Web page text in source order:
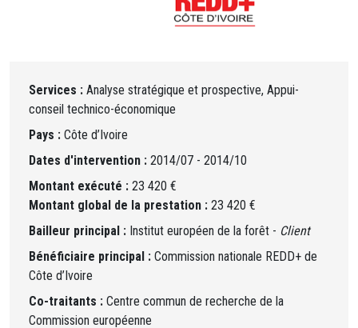
Services : Analyse stratégique et prospective, Appui-
conseil technico-économique
Pays : Côte d’Ivoire
Dates d'intervention : 2014/07 - 2014/10
Montant exécuté : 23 420 €
Montant global de la prestation : 23 420 €
Bailleur principal : Institut européen de la forêt - Client
Bénéficiaire principal : Commission nationale REDD+ de
Côte d’Ivoire
Co-traitants : Centre commun de recherche de la
Commission européenne